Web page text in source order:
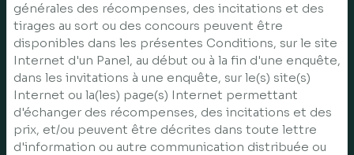
générales des récompenses, des incitations et des
tirages au sort ou des concours peuvent être
disponibles dans les présentes Conditions, sur le site
Internet d'un Panel, au début ou à la fin d'une enquête,
dans les invitations à une enquête, sur le(s) site(s)
Internet ou la(les) page(s) Internet permettant
d'échanger des récompenses, des incitations et des
prix, et/ou peuvent être décrites dans toute lettre
d'information ou autre communication distribuée ou